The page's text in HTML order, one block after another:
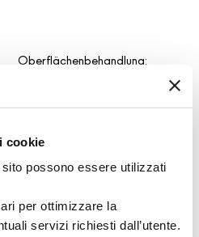
cookie
possono essere utilizzati
per ottimizzare la
servizi richiesti dall’utente.
Oberflächenbehandlung:
Schattierung: